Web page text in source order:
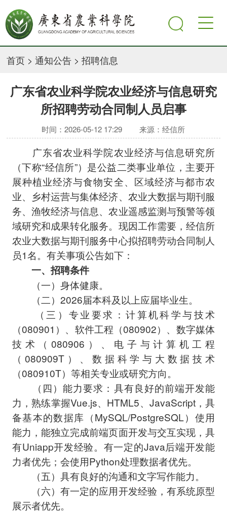
首页 >通知公告 >招聘信息
广东省农业科学院农业经济与信息研究
所招聘劳动合同制人员启事
时间：2026-05-12 17:29 来源：经信所
广东省农业科学院农业经济与信息研究所
（下称“经信所”）是公益二类事业单位，主要开
展种植业经济与食物安全、区域经济与都市农
业、乡村运营与集体经济、农业大数据与期刊服
务、渔牧经济与信息、农业遥感监测与预警等领
域研究和成果转化服务。现因工作需要，经信所
农业大数据与期刊服务中心拟招聘劳动合同制人
员1名。有关事项公告如下：
一、招聘条件
（一）身体健康。
（二）2026届本科及以上应届毕业生。
（三）专业要求：计算机科学与技术
（080901）、软件工程（080902）、数字媒体
技术（080906）、电子与计算机工程
（080909T）、数据科学与大数据技术
（080910T）等相关专业或研究方向。
（四）能力要求：具有良好的前端开发能
力，熟练掌握Vue.js、HTML5、JavaScript，具
备基本的数据库（MySQL/PostgreSQL）使用
能力，能独立完成前端页面开发与交互实现，具
有Uniapp开发经验。有一定的Java后端开发能
力者优先；会使用Python处理数据者优先。
（五）具有良好的沟通和文字写作能力。
（六）有一定的应用开发经验，有系统原型
展示者优先。